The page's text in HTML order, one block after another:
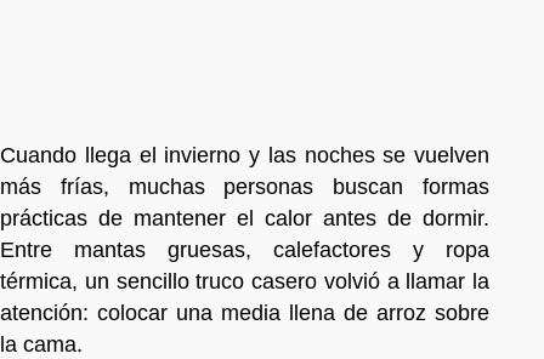
Cuando llega el invierno y las noches se vuelven
más frías, muchas personas buscan formas
prácticas de mantener el calor antes de dormir.
Entre mantas gruesas, calefactores y ropa
térmica, un sencillo truco casero volvió a llamar la
atención: colocar una media llena de arroz sobre
la cama.